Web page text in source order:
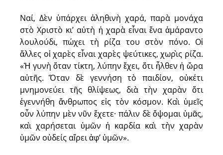
Ναί, Δὲν ὑπάρχει ἀληθινὴ χαρά, παρὰ μονάχα
στὸ Χριστὸ κι’ αὐτὴ ἡ χαρὰ εἶναι ἕνα ἀμάραντο
λουλούδι, πώχει τὴ ρίζα του στὸν πόνο. Οἱ
ἄλλες οἱ χαρὲς εἶναι χαρὲς ψεύτικες, χωρὶς ρίζα.
«Ἡ γυνὴ ὅταν τίκτη, λύπην ἔχει, ὅτι ἦλθεν ἡ ὥρα
αὐτῆς. Ὅταν δὲ γεννήση τὸ παιδίον, οὐκέτι
μνημονεύει τῆς θλίψεως, διὰ τὴν χαρὰν ὅτι
ἐγεννήθη ἄνθρωπος εἰς τὸν κόσμον. Καὶ ὑμεῖς
οὖν λύπην μὲν νῦν ἔχετε· πάλιν δὲ ὄψομαι ὑμᾶς,
καὶ χαρήσεται ὑμῶν ἡ καρδία καὶ τὴν χαρὰν
ὑμῶν oὐδείς αἴρει ἀφ’ ὑμῶν».